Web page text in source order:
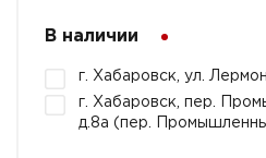
В наличии
г. Хабаровск, ул.
г. Хабаровск, пер.
д.8а (пер.